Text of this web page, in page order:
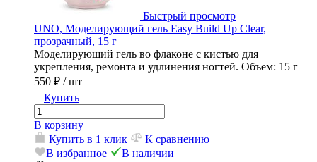
Быстрый просмотр
UNO, Моделирующий гель Easy Build Up Clear,
прозрачный, 15 г
Моделирующий гель во флаконе с кистью для
укрепления, ремонта и удлинения ногтей. Объем: 15 г
550 ₽ / шт
Купить
В корзину
Купить в 1 клик
К сравнению
В избранное
В наличии